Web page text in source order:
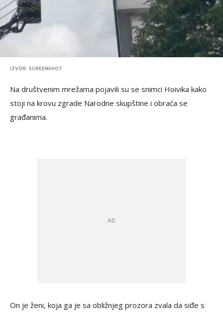
IZVOR: SCREENSHOT
Na društvenim mrežama pojavili su se snimci Hoivika kako
stoji na krovu zgrade Narodne skupštine i obraća se
građanima.
On je ženi, koja ga je sa obližnjeg prozora zvala da siđe s